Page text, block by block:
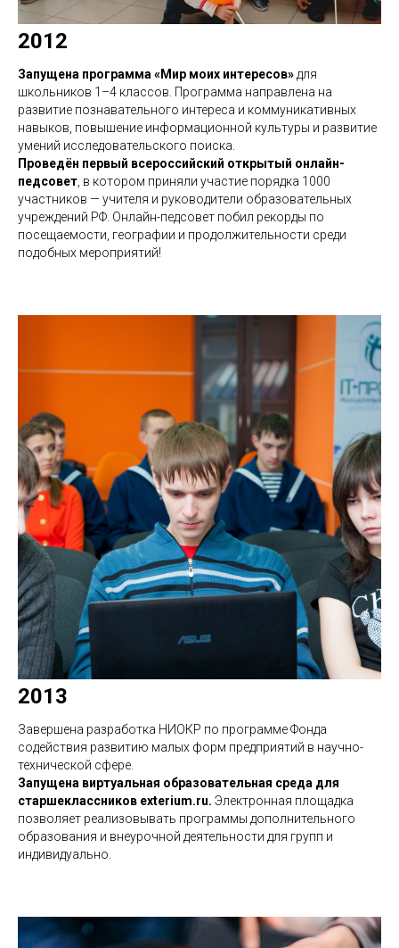
2012
Запущена программа «Мир моих интересов» для
школьников 1–4 классов. Программа направлена на
развитие познавательного интереса и коммуникативных
навыков, повышение информационной культуры и развитие
умений исследовательского поиска.
Проведён первый всероссийский открытый онлайн-
педсовет , в котором приняли участие порядка 1000
участников — учителя и руководители образовательных
учреждений РФ. Онлайн-педсовет побил рекорды по
посещаемости, географии и продолжительности среди
подобных мероприятий!
2013
Завершена разработка НИОКР по программе Фонда
содействия развитию малых форм предприятий в научно-
технической сфере.
Запущена виртуальная образовательная среда для
старшеклассников exterium.ru. Электронная площадка
позволяет реализовывать программы дополнительного
образования и внеурочной деятельности для групп и
индивидуально.